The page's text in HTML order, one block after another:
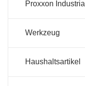
Proxxon Industrial
Werkzeug
Haushaltsartikel